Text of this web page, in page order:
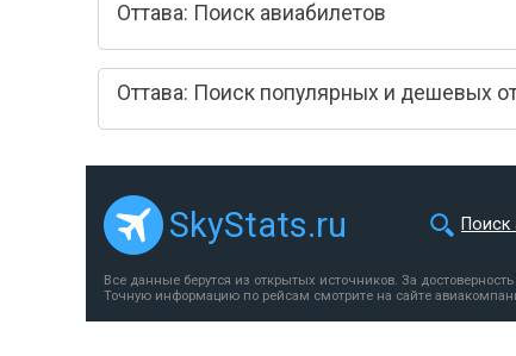
Оттава: Поиск авиабилетов
Оттава: Поиск популярных и дешевых
SkyStats.ru Поиск
Все данные берутся из открытых источников. За
Точную информацию по рейсам смотрите на сайте